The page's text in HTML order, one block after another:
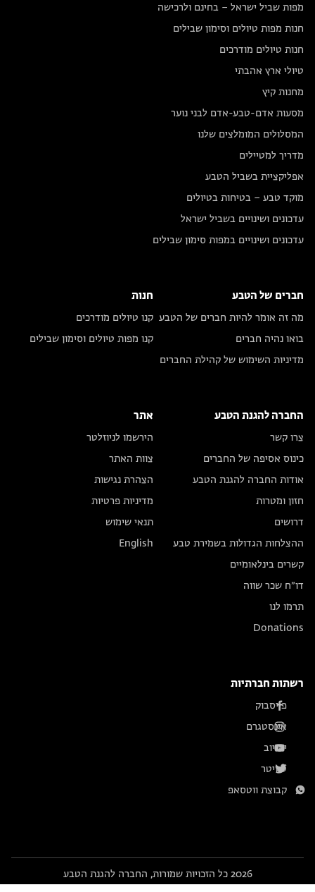
מפות שביל ישראל – בחינם ולרכישה
חנות מפות טיולים וסימון שבילים
חנות טיולים מודרכים
טיולי ארץ אהבתי
מחנות קיץ
מסעות אדם-טבע-אדם לבני נוער
המסלולים המומלצים שלנו
מדריך למטיילים
אפליקציית בשביל הטבע
מוקד טבע – בטיחות בטיולים
עדכונים ושינויים בשביל ישראל
עדכונים ושינויים במפות סימון שבילים
חברים של הטבע
מה זה אומר להיות חברים של הטבע
בואו נהיה חברים
מדיניות השימוש של קהילת החברים
חנות
קנו טיולים מודרכים
קנו מפות טיולים וסימון שבילים
החברה להגנת הטבע
צרו קשר
כינוס אסיפה של החברים
אודות החברה להגנת הטבע
חזון ומטרות
דרושים
ההצלחות הגדולות בשמירת טבע
קשרים בינלאומיים
דו״ח שכר שווה
תרמו לנו
Donations
אתר
הירשמו לניוזלטר
צוות האתר
הצהרת נגישות
מדיניות פרטיות
תנאי שימוש
English
רשתות חברתיות
פייסבוק
אינסטגרם
יוטיוב
טוויטר
קבוצת ווטסאפ
2026 כל הזכויות שמורות, החברה להגנת הטבע